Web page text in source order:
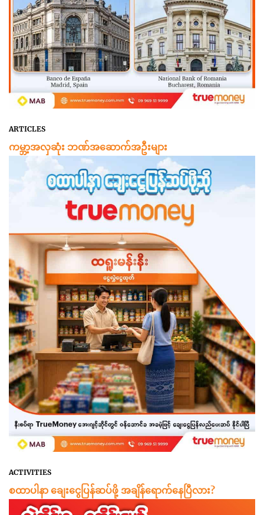
ARTICLES
ကမ္ဘာ့အလှဆုံး ဘဏ်အဆောက်အဦးများ
ACTIVITIES
စထာပါနာ ချေးငွေပြန်ဆပ်ဖို့ အချိန်ရောက်နေပြီလား?